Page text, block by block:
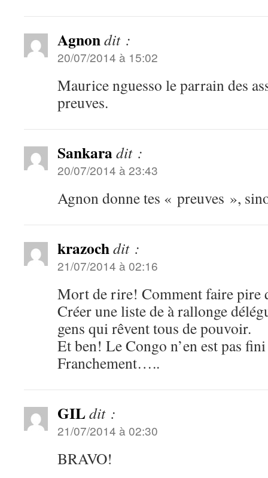
Agnondit :
20/07/2014 à 15:02
Maurice nguesso le parrain des
preuves.
Sankaradit :
20/07/2014 à 23:43
Agnon donne tes « preuves »,
krazochdit :
21/07/2014 à 02:16
Mort de rire! Comment faire pire
Créer une liste de à rallonge
gens qui rêvent tous de pouvoir.
Et ben! Le Congo n’en est pas
Franchement…..
GILdit :
21/07/2014 à 02:30
BRAVO!